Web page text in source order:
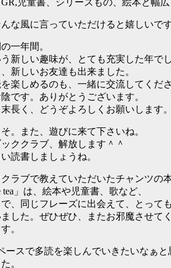
児童書、シリーズもの、絵本と幅
な風に言っていただけると嬉しいで
一年間。
新しい趣味が、とても充実した年でし
新しいお友達も出来ました。
楽しめるのも、一緒に交流してくだ
です。ありがとうございます。
長く、どうぞよろしくお願いします。
。また、遊びに来て下さいね。
ククラブ、解放します＾＾
読書しましょうね。
ラブで教えていただいたチャンツの
tea」は、絵本や児童書、歌など、
、同じフレーズに出会えて、とって
した。ぜひぜひ、またお邪魔させて
。
ースで多読を楽しんでいきたいなぁと
。